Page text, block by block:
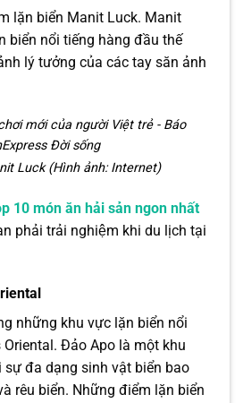
lặn biển Manit Luck. Manit
biển nổi tiếng hàng đầu thế
lý tưởng của các tay săn ảnh
Luck (Hình ảnh: Internet)
10 món ăn hải sản ngon nhất
phải trải nghiệm khi du lịch tại
những khu vực lặn biển nổi
Đảo Apo là một khu
sự đa dạng sinh vật biển bao
rêu biển. Những điểm lặn biển